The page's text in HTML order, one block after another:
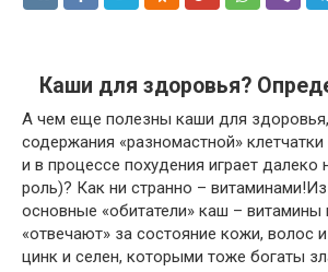
Каши для здоровья?
А чем еще полезны каши для
содержания «разномастной» клетчатки
и в процессе похудения играет
роль)? Как ни странно –
основные «обитатели» каш – витамины
«отвечают» за состояние кожи, волос и
цинк и селен, которыми тоже богаты